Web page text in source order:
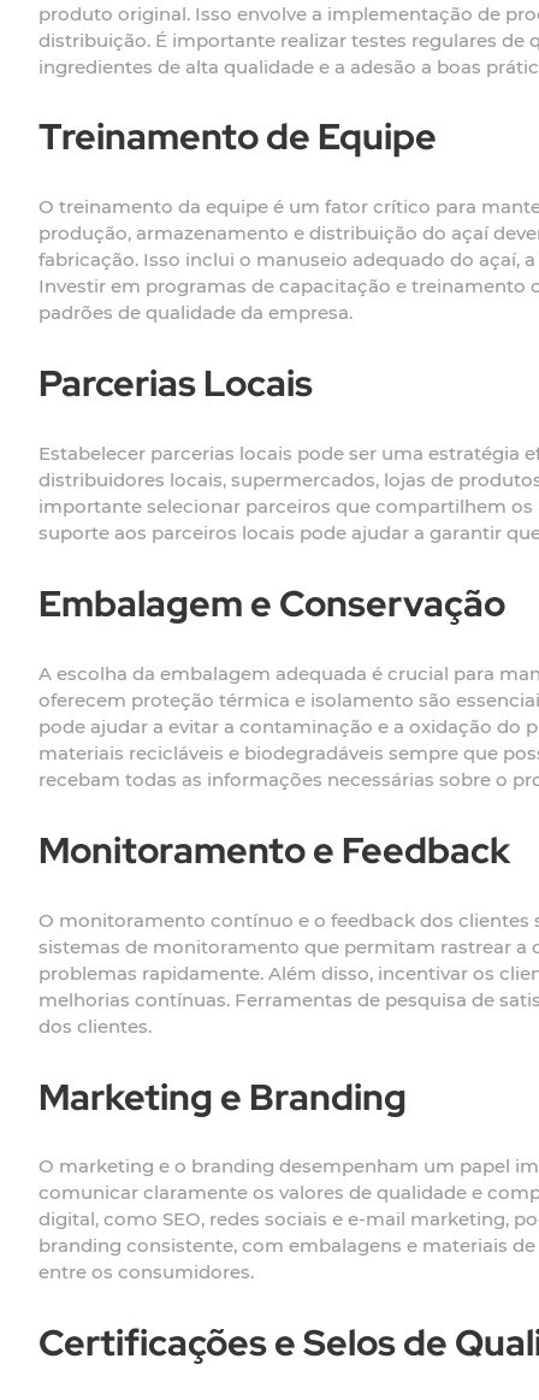
produto original. Isso envolve a implementação de
distribuição. É importante realizar testes regulares de
ingredientes de alta qualidade e a adesão a boas
Treinamento de Equipe
O treinamento da equipe é um fator crítico para
produção, armazenamento e distribuição do açaí
fabricação. Isso inclui o manuseio adequado do açaí,
Investir em programas de capacitação e
padrões de qualidade da empresa.
Parcerias Locais
Estabelecer parcerias locais pode ser uma estratégia
distribuidores locais, supermercados, lojas de
importante selecionar parceiros que compartilhem
suporte aos parceiros locais pode ajudar a garantir
Embalagem e Conservação
A escolha da embalagem adequada é crucial para
oferecem proteção térmica e isolamento são
pode ajudar a evitar a contaminação e a oxidação
materiais recicláveis e biodegradáveis sempre que
recebam todas as informações necessárias sobre o
Monitoramento e Feedback
O monitoramento contínuo e o feedback dos clientes
sistemas de monitoramento que permitam rastrear a
problemas rapidamente. Além disso, incentivar os
melhorias contínuas. Ferramentas de pesquisa de
dos clientes.
Marketing e Branding
O marketing e o branding desempenham um papel
comunicar claramente os valores de qualidade e
digital, como SEO, redes sociais e e-mail marketing,
branding consistente, com embalagens e materiais
entre os consumidores.
Certificações e Selos de